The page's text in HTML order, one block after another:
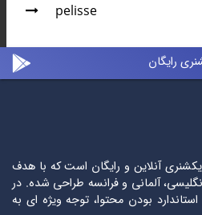
pelisse
رایگان
آنلاین و رایگان است که با هدف
آلمانی و فرانسه طراحی شده. در
بودن محتوا، توجه ویژه ای به